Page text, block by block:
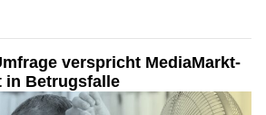
verspricht MediaMarkt-
in Betrugsfalle